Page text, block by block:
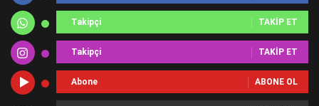
Takipçi TAKIP ET
Takipçi TAKIP ET
Abone ABONE OL